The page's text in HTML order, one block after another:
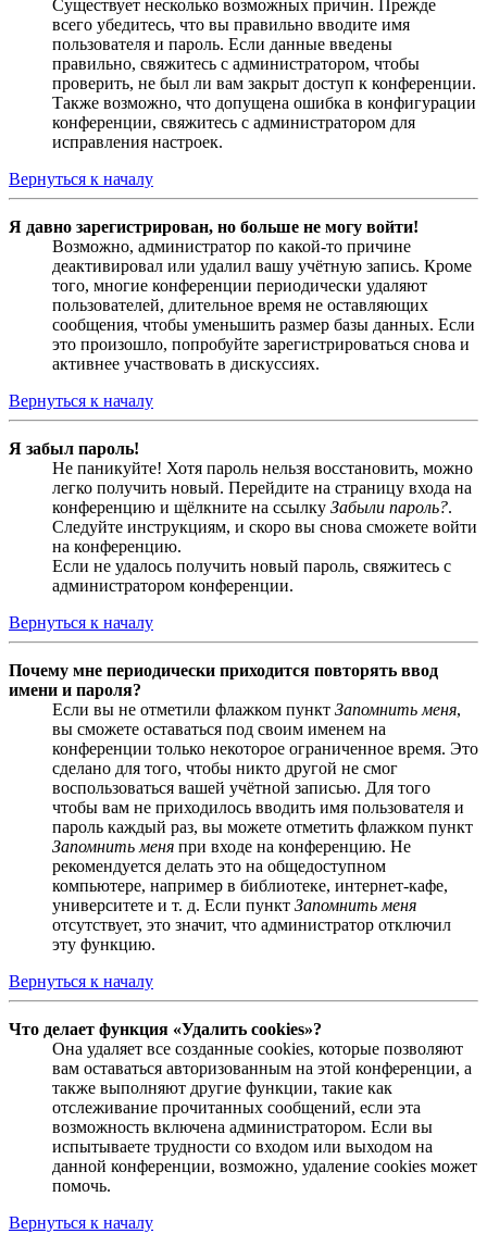
Существует несколько возможных причин. Прежде
всего убедитесь, что вы правильно вводите имя
пользователя и пароль. Если данные введены
правильно, свяжитесь с администратором, чтобы
проверить, не был ли вам закрыт доступ к конференции.
Также возможно, что допущена ошибка в конфигурации
конференции, свяжитесь с администратором для
исправления настроек.
Вернуться к началу
Я давно зарегистрирован, но больше не могу войти!
Возможно, администратор по какой-то причине
деактивировал или удалил вашу учётную запись. Кроме
того, многие конференции периодически удаляют
пользователей, длительное время не оставляющих
сообщения, чтобы уменьшить размер базы данных. Если
это произошло, попробуйте зарегистрироваться снова и
активнее участвовать в дискуссиях.
Вернуться к началу
Я забыл пароль!
Не паникуйте! Хотя пароль нельзя восстановить, можно
легко получить новый. Перейдите на страницу входа на
конференцию и щёлкните на ссылку Забыли пароль?.
Следуйте инструкциям, и скоро вы снова сможете войти
на конференцию.
Если не удалось получить новый пароль, свяжитесь с
администратором конференции.
Вернуться к началу
Почему мне периодически приходится повторять ввод
имени и пароля?
Если вы не отметили флажком пункт Запомнить меня,
вы сможете оставаться под своим именем на
конференции только некоторое ограниченное время. Это
сделано для того, чтобы никто другой не смог
воспользоваться вашей учётной записью. Для того
чтобы вам не приходилось вводить имя пользователя и
пароль каждый раз, вы можете отметить флажком пункт
Запомнить меня при входе на конференцию. Не
рекомендуется делать это на общедоступном
компьютере, например в библиотеке, интернет-кафе,
университете и т. д. Если пункт Запомнить меня
отсутствует, это значит, что администратор отключил
эту функцию.
Вернуться к началу
Что делает функция «Удалить cookies»?
Она удаляет все созданные cookies, которые позволяют
вам оставаться авторизованным на этой конференции, а
также выполняют другие функции, такие как
отслеживание прочитанных сообщений, если эта
возможность включена администратором. Если вы
испытываете трудности со входом или выходом на
данной конференции, возможно, удаление cookies может
помочь.
Вернуться к началу